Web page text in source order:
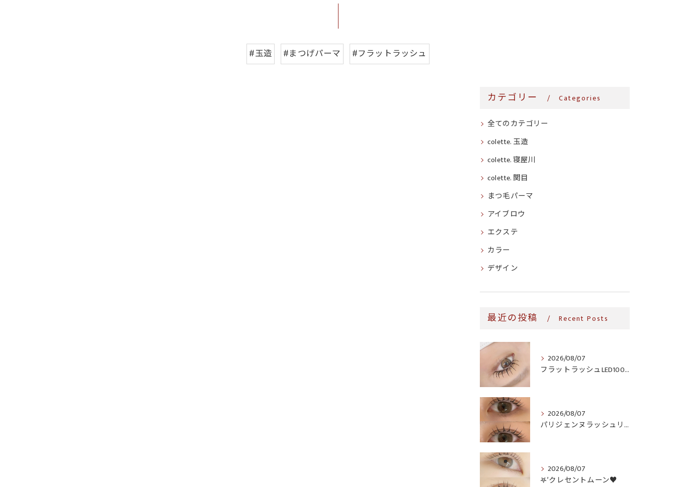
#玉造 #まつげパーマ #フラットラッシュ
カテゴリー Categories
全てのカテゴリー
colette. 玉造
colette. 寝屋川
colette. 関目
まつ毛パーマ
アイブロウ
エクステ
カラー
デザイン
最近の投稿 Recent Posts
2026/08/07
フラットラッシュLED100本＆ヘルシー‎🤍
2026/08/07
パリジェンヌラッシュリフト♪
2026/08/07
𖤐′クレセントムーン♥️